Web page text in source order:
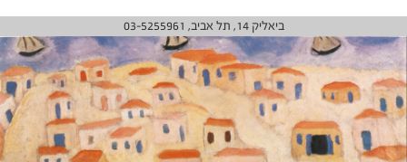
ביאליק 14, תל אביב, 03-5255961